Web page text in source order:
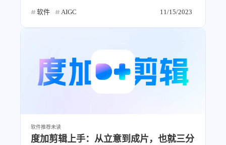
软件 AIGC 11/15/2023
软件推荐未读
度加剪辑上手：从立意到成片，也就三分